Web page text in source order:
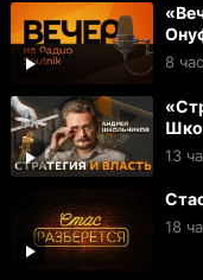
8
13
18